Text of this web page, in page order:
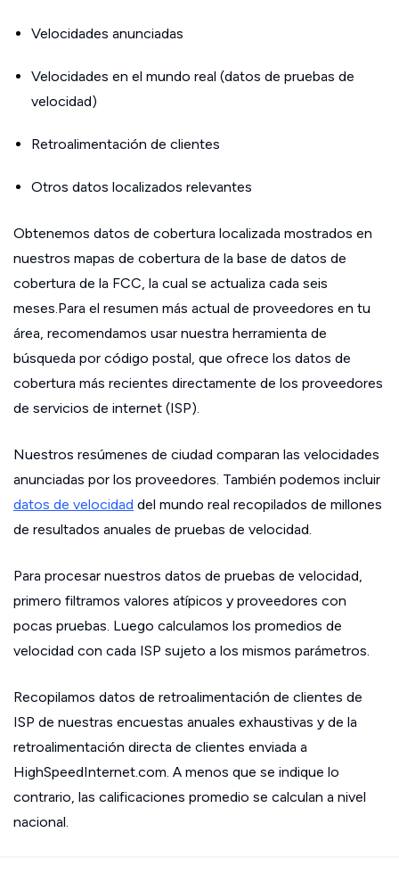
Velocidades anunciadas
Velocidades en el mundo real (datos de pruebas de
velocidad)
Retroalimentación de clientes
Otros datos localizados relevantes
Obtenemos datos de cobertura localizada mostrados en
nuestros mapas de cobertura de la base de datos de
cobertura de la FCC, la cual se actualiza cada seis
meses.Para el resumen más actual de proveedores en tu
área, recomendamos usar nuestra herramienta de
búsqueda por código postal, que ofrece los datos de
cobertura más recientes directamente de los proveedores
de servicios de internet (ISP).
Nuestros resúmenes de ciudad comparan las velocidades
anunciadas por los proveedores. También podemos incluir
datos de velocidad del mundo real recopilados de millones
de resultados anuales de pruebas de velocidad.
Para procesar nuestros datos de pruebas de velocidad,
primero filtramos valores atípicos y proveedores con
pocas pruebas. Luego calculamos los promedios de
velocidad con cada ISP sujeto a los mismos parámetros.
Recopilamos datos de retroalimentación de clientes de
ISP de nuestras encuestas anuales exhaustivas y de la
retroalimentación directa de clientes enviada a
HighSpeedInternet.com. A menos que se indique lo
contrario, las calificaciones promedio se calculan a nivel
nacional.